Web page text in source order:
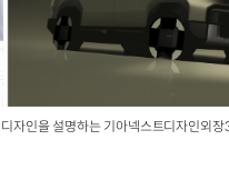
자인을 설명하는 기아넥스트디자인외